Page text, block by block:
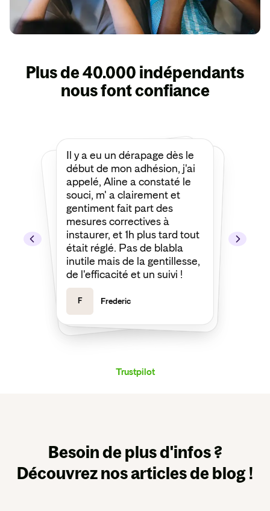
Plus de 40.000 indépendants
nous font confiance
Je tiens à remercier François
d'Insify d’avoir défendu une
de mes demandes de prise
en charge les plus
compliquées et les plus
délicates. Grâce à lui,
l’assureur a fini par accepter
ma demande. Merci encore !
J Joseph
Il y a eu un dérapage dès le
début de mon adhésion, j'ai
appelé, Aline a constaté le
souci, m' a clairement et
gentiment fait part des
mesures correctives à
instaurer, et 1h plus tard tout
était réglé. Pas de blabla
inutile mais de la gentillesse,
de l'efficacité et un suivi !
F Frederic
Trustpilot
Besoin de plus d'infos ?
Découvrez nos articles de blog !